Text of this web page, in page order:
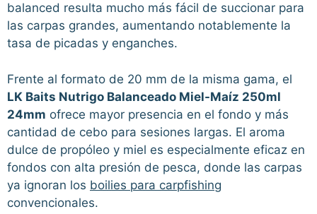
balanced resulta mucho más fácil de succionar para
las carpas grandes, aumentando notablemente la
tasa de picadas y enganches.
Frente al formato de 20 mm de la misma gama, el
LK Baits Nutrigo Balanceado Miel-Maíz 250ml
24mm ofrece mayor presencia en el fondo y más
cantidad de cebo para sesiones largas. El aroma
dulce de propóleo y miel es especialmente eficaz en
fondos con alta presión de pesca, donde las carpas
ya ignoran los boilies para carpfishing
convencionales.